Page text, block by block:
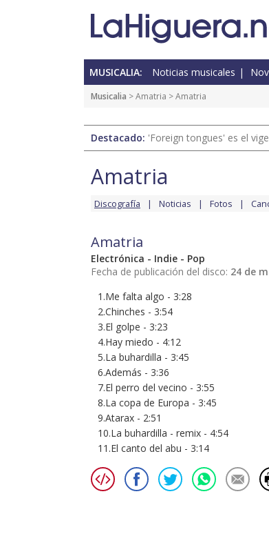
MUSICALIA: Noticias musicales
Musicalia >Amatria > Amatria
Destacado: 'Foreign tongues' es el
Amatria
Discografía Noticias Fotos
Amatria
Electrónica - Indie - Pop
Fecha de publicación del disco: 24 de
1.Me falta algo - 3:28
2.Chinches - 3:54
3.El golpe - 3:23
4.Hay miedo - 4:12
5.La buhardilla - 3:45
6.Además - 3:36
7.El perro del vecino - 3:55
8.La copa de Europa - 3:45
9.Atarax - 2:51
10.La buhardilla - remix - 4:54
11.El canto del abu - 3:14